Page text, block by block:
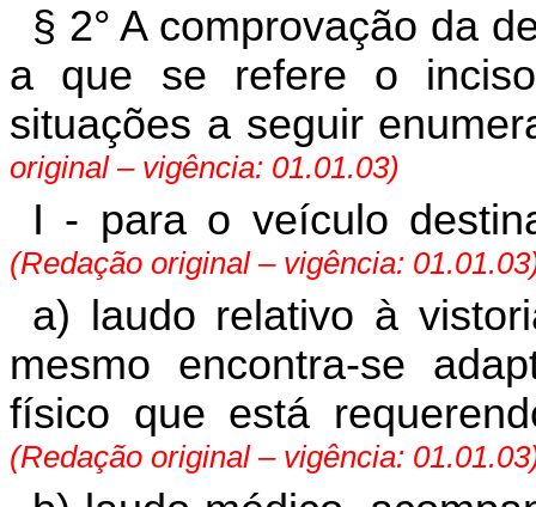
§ 2° A comprovação da
a que se refere o
situações a seguir
original – vigência: 01.01.03)
I - para o veículo
(Redação original – vigência:
a) laudo relativo à
mesmo encontra-se
físico que está
(Redação original – vigência: